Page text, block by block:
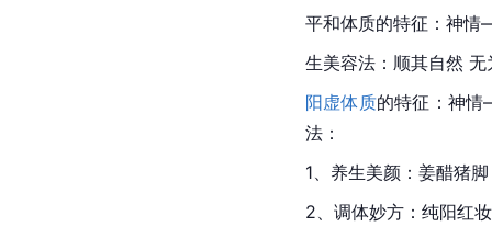
平和体质的特征：神
生美容法：顺其自然 无
阳虚体质的特征：神
法：
1、养生美颜：姜醋猪脚
2、调体妙方：纯阳红